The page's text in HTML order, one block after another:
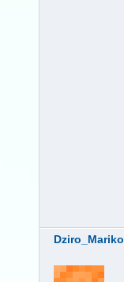
Dziro_Mariko